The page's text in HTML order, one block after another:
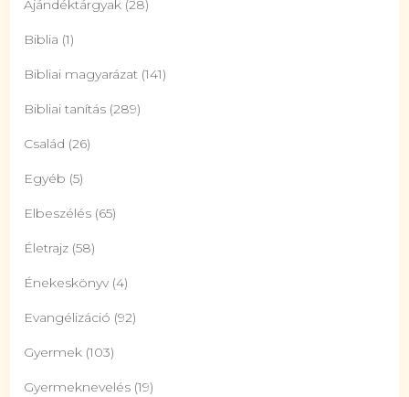
Ajándéktárgyak (28)
Biblia (1)
Bibliai magyarázat (141)
Bibliai tanítás (289)
Család (26)
Egyéb (5)
Elbeszélés (65)
Életrajz (58)
Énekeskönyv (4)
Evangélizáció (92)
Gyermek (103)
Gyermeknevelés (19)